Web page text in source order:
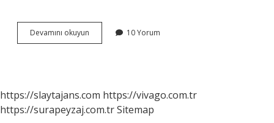
Devamını okuyun Ikizkenar
Üçgenin
Midir
10 Yorum
https://slaytajans.com https://vivago.com.tr
https://surapeyzaj.com.trSitemap